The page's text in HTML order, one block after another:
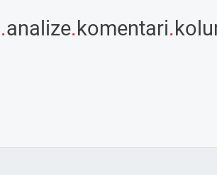
.analize.komentari.